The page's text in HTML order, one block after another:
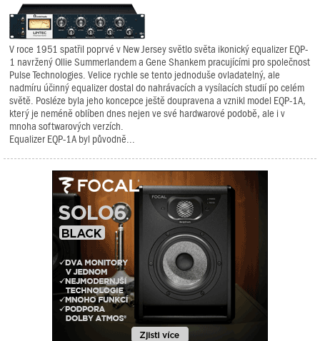
V roce 1951 spatřil poprvé v New Jersey světlo světa ikonický equalizer EQP-
1 navržený Ollie Summerlandem a Gene Shankem pracujícími pro společnost
Pulse Technologies. Velice rychle se tento jednoduše ovladatelný, ale
nadmíru účinný equalizer dostal do nahrávacích a vysílacích studií po celém
světě. Posléze byla jeho koncepce ještě doupravena a vznikl model EQP-1A,
který je neméně oblíben dnes nejen ve své hardwarové podobě, ale i v
mnoha softwarových verzích.
Equalizer EQP-1A byl původně...